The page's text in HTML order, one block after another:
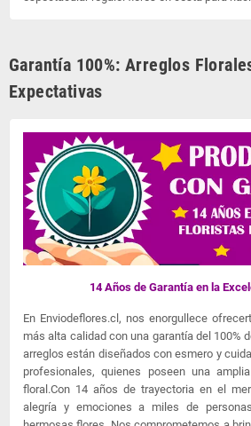
Garantía 100%: Arreglos
Expectativas
14 Años de Garantía en la
En Enviodeflores.cl, nos enorgullece
más alta calidad con una garantía del 100%
arreglos están diseñados con esmero y
profesionales, quienes poseen una
floral.Con 14 años de trayectoria en el
alegría y emociones a miles de